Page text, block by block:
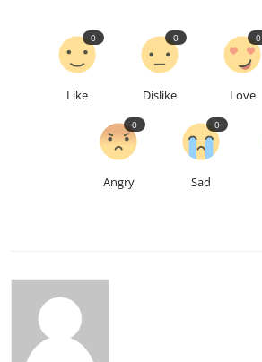
Like
0
Dislike
0
Love
0
Angry
0
Sad
0